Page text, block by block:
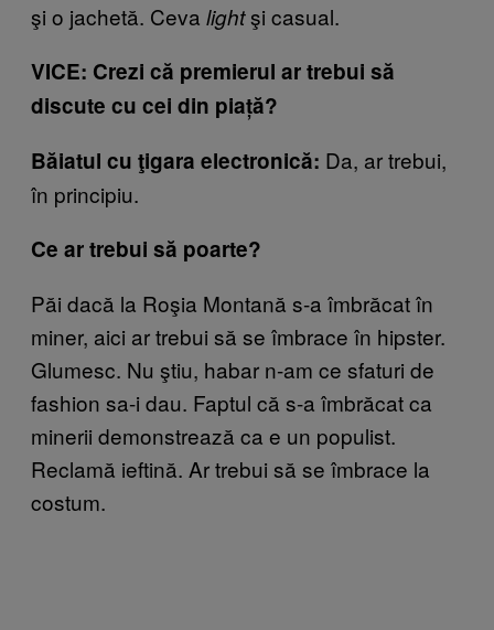
şi o jachetă. Ceva lightşi casual.
VICE: Crezi că premierul ar trebui să
discute cu cei din piață?
Băiatul cu ţigara electronică: Da, ar trebui,
în principiu.
Ce ar trebui să poarte?
Păi dacă la Roşia Montană s-a îmbrăcat în
miner, aici ar trebui să se îmbrace în hipster.
Glumesc. Nu ştiu, habar n-am ce sfaturi de
fashion sa-i dau. Faptul că s-a îmbrăcat ca
minerii demonstrează ca e un populist.
Reclamă ieftină. Ar trebui să se îmbrace la
costum.